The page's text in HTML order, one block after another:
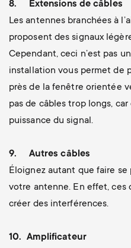
8.
Extensions de câbles
Les antennes branchées à
proposent des signaux
Cependant, ceci n’est pas
installation vous permet de
près de la fenêtre orientée
pas de câbles trop longs,
puissance du signal.
9.
Autres câbles
Éloignez autant que faire
votre antenne. En effet, ces
créer des interférences.
10. Amplificateur